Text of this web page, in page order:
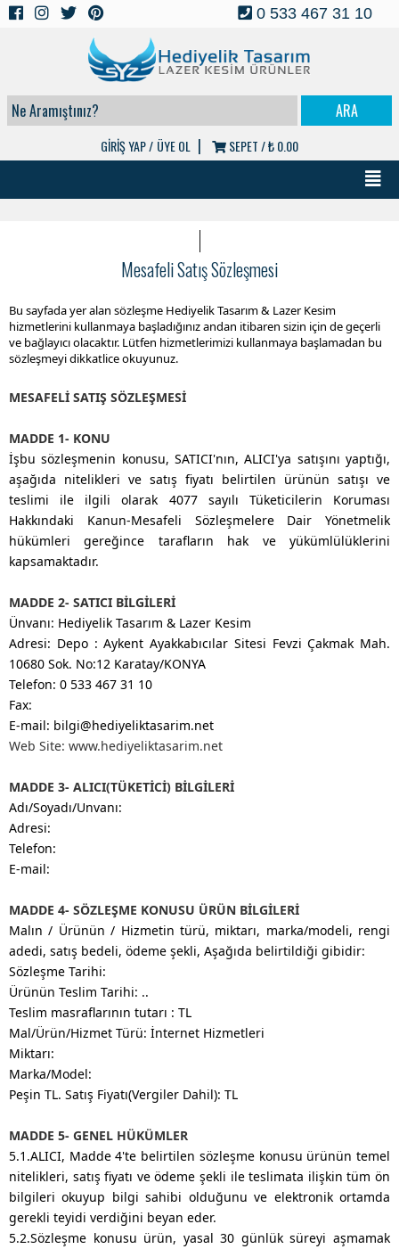
0 533 467 31 10
GİRİŞ YAP / ÜYE OL | SEPET /₺ 0.00
Mesafeli Satış Sözleşmesi
Bu sayfada yer alan sözleşme Hediyelik Tasarım & Lazer Kesim
hizmetlerini kullanmaya başladığınız andan itibaren sizin için de geçerli
ve bağlayıcı olacaktır. Lütfen hizmetlerimizi kullanmaya başlamadan bu
sözleşmeyi dikkatlice okuyunuz.
MESAFELİ SATIŞ SÖZLEŞMESİ
MADDE 1- KONU
İşbu sözleşmenin konusu, SATICI'nın, ALICI'ya satışını yaptığı,
aşağıda nitelikleri ve satış fiyatı belirtilen ürünün satışı ve
teslimi ile ilgili olarak 4077 sayılı Tüketicilerin Koruması
Hakkındaki Kanun-Mesafeli Sözleşmelere Dair Yönetmelik
hükümleri gereğince tarafların hak ve yükümlülüklerini
kapsamaktadır.
MADDE 2- SATICI BİLGİLERİ
Ünvanı: Hediyelik Tasarım & Lazer Kesim
Adresi: Depo : Aykent Ayakkabıcılar Sitesi Fevzi Çakmak Mah.
10680 Sok. No:12 Karatay/KONYA
Telefon: 0 533 467 31 10
Fax:
E-mail: bilgi@hediyeliktasarim.net
Web Site: www.hediyeliktasarim.net
MADDE 3- ALICI(TÜKETİCİ) BİLGİLERİ
Adı/Soyadı/Unvanı:
Adresi:
Telefon:
E-mail:
MADDE 4- SÖZLEŞME KONUSU ÜRÜN BİLGİLERİ
Malın / Ürünün / Hizmetin türü, miktarı, marka/modeli, rengi
adedi, satış bedeli, ödeme şekli, Aşağıda belirtildiği gibidir:
Sözleşme Tarihi:
Ürünün Teslim Tarihi: ..
Teslim masraflarının tutarı : TL
Mal/Ürün/Hizmet Türü: İnternet Hizmetleri
Miktarı:
Marka/Model:
Peşin TL. Satış Fiyatı(Vergiler Dahil): TL
MADDE 5- GENEL HÜKÜMLER
5.1.ALICI, Madde 4'te belirtilen sözleşme konusu ürünün temel
nitelikleri, satış fiyatı ve ödeme şekli ile teslimata ilişkin tüm ön
bilgileri okuyup bilgi sahibi olduğunu ve elektronik ortamda
gerekli teyidi verdiğini beyan eder.
5.2.Sözleşme konusu ürün, yasal 30 günlük süreyi aşmamak